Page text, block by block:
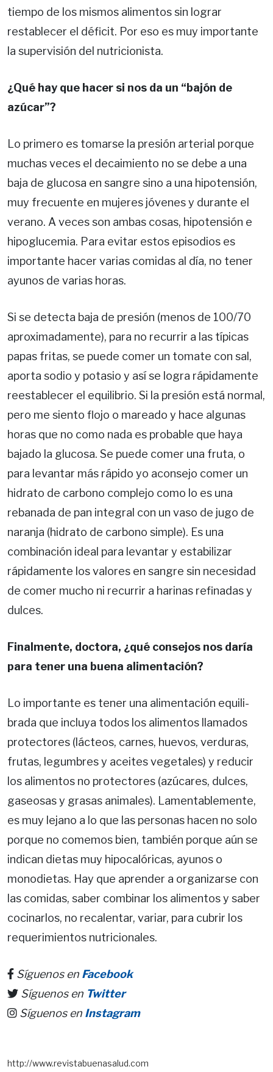
tiempo de los mismos alimentos sin lograr
restablecer el déficit. Por eso es muy importante
la supervisión del nutricionista.
¿Qué hay que hacer si nos da un “bajón de
azúcar”?
Lo primero es tomarse la presión arterial porque
muchas veces el decaimiento no se debe a una
baja de glucosa en sangre sino a una hipoten­sión,
muy frecuente en mujeres jóvenes y duran­te el
verano. A veces son ambas cosas, hipoten­sión e
hipoglucemia. Para evitar estos episodios es
importante hacer varias comidas al día, no tener
ayunos de varias horas.
Si se detecta baja de presión (menos de 100/70
aproximadamente), para no recurrir a las típicas
papas fritas, se puede comer un tomate con sal,
aporta sodio y potasio y así se logra rápidamen­te
reestablecer el equilibrio. Si la presión está normal,
pero me siento flojo o mareado y hace algunas
horas que no como nada es probable que haya
bajado la glucosa. Se puede comer una fruta, o
para levantar más rápido yo aconsejo comer un
hidrato de carbono com­plejo como lo es una
rebanada de pan integral con un vaso de jugo de
naranja (hidrato de car­bono simple). Es una
combinación ideal para levantar y estabilizar
rápidamente los valores en sangre sin necesidad
de comer mucho ni recurrir a harinas refinadas y
dulces.
Finalmente, doctora, ¿qué consejos nos daría
para tener una buena alimentación?
Lo importante es tener una alimentación equili­
brada que incluya todos los alimentos llamados
protectores (lácteos, carnes, huevos, verduras,
frutas, legumbres y aceites vegetales) y reducir
los alimentos no protectores (azúcares, dulces,
gaseosas y grasas animales). Lamentablemen­te,
es muy lejano a lo que las personas hacen no solo
porque no comemos bien, también porque aún se
indican dietas muy hipocalóri­cas, ayunos o
monodietas. Hay que aprender a organizarse con
las comidas, saber combinar los alimentos y saber
cocinarlos, no recalentar, variar, para cubrir los
requerimientos nutricionales.
Síguenos en Facebook
Síguenos en Twitter
Síguenos en Instagram
http://www.revistabuenasalud.com